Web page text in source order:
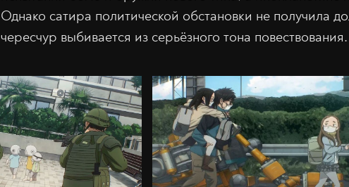
Однако сатира политической обстановки не получила
чересчур выбивается из серьёзного тона повествования.